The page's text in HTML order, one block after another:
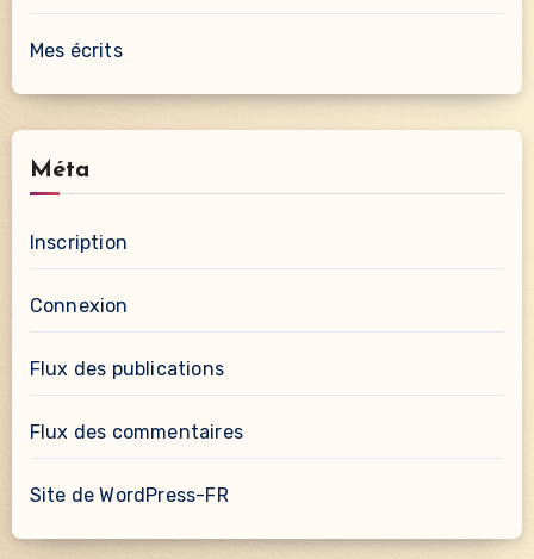
Mes écrits
Méta
Inscription
Connexion
Flux des publications
Flux des commentaires
Site de WordPress-FR